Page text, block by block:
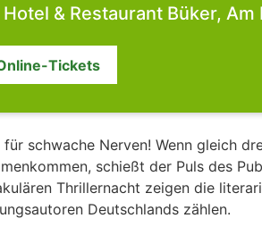
Hotel & Restaurant Büker,
Tickets
für schwache Nerven! Wenn gleich
schießt der Puls des
Thrillernacht zeigen die
Deutschlands zählen.